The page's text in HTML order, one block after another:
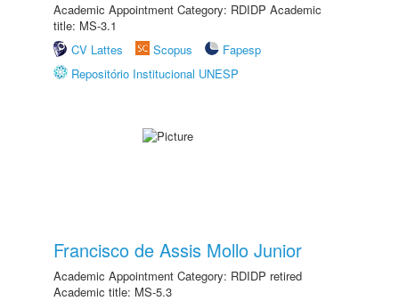
Academic Appointment Category: RDIDP Academic
title: MS-3.1
CV Lattes
Scopus
Fapesp
Repositório Institucional UNESP
Francisco de Assis Mollo Junior
Academic Appointment Category: RDIDP retired
Academic title: MS-5.3